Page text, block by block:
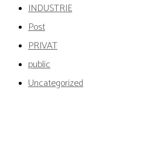
INDUSTRIE
Post
PRIVAT
public
Uncategorized